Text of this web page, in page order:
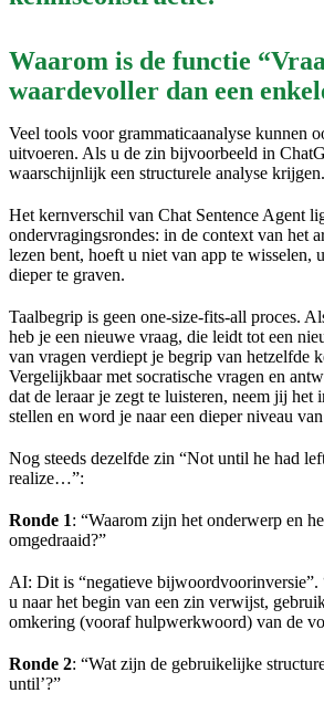
Waarom is de functie
waardevoller dan een
Veel tools voor grammaticaanalyse kunnen
uitvoeren. Als u de zin bijvoorbeeld in
waarschijnlijk een structurele analyse krijgen.
Het kernverschil van Chat Sentence Agent
ondervragingsrondes: in de context van het
lezen bent, hoeft u niet van app te wisselen,
dieper te graven.
Taalbegrip is geen one-size-fits-all proces.
heb je een nieuwe vraag, die leidt tot een
van vragen verdiept je begrip van hetzelfde
Vergelijkbaar met socratische vragen en
dat de leraar je zegt te luisteren, neem jij het
stellen en word je naar een dieper niveau
Nog steeds dezelfde zin “Not until he had
realize…”:
Ronde 1: “Waarom zijn het onderwerp en
omgedraaid?”
AI: Dit is “negatieve
u naar het begin van een zin verwijst,
omkering (vooraf hulpwerkwoord) van de
Ronde 2: “Wat zijn de gebruikelijke
until’?”